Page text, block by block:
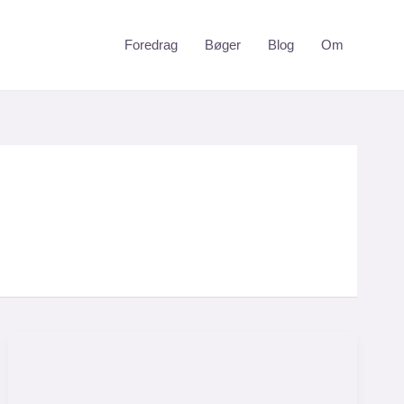
Foredrag Bøger Blog Om